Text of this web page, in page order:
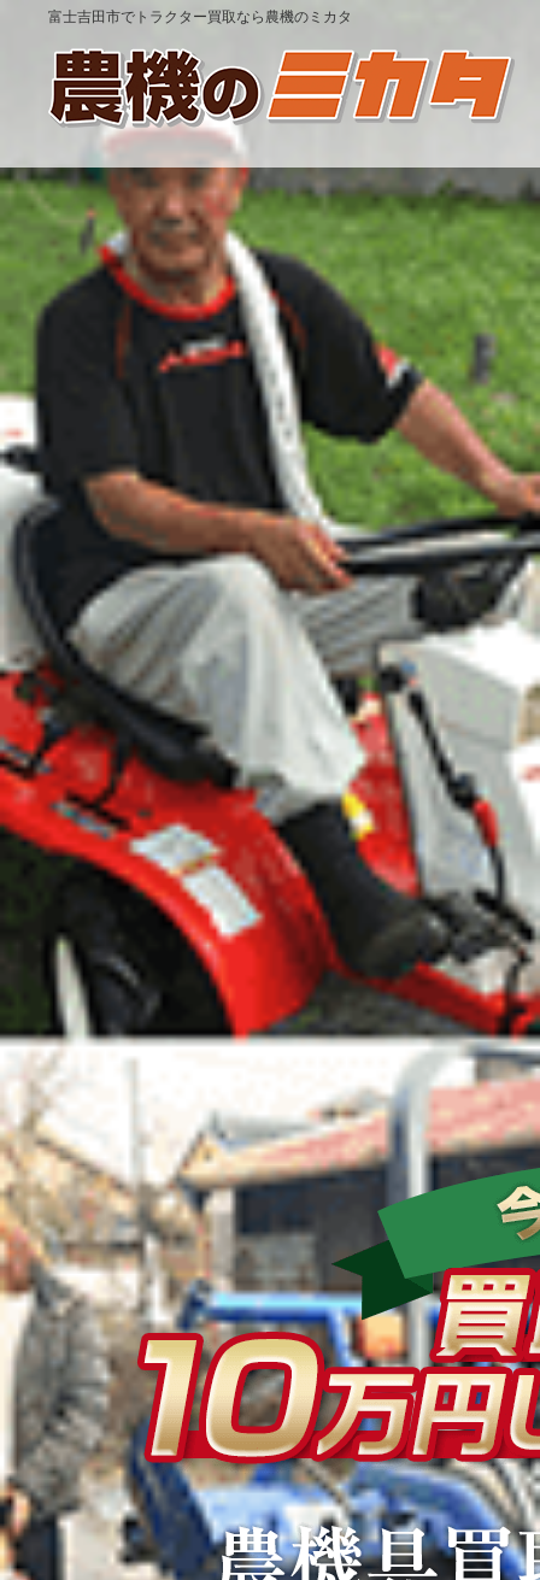
富士吉田市でトラクター買取なら農機のミカタ